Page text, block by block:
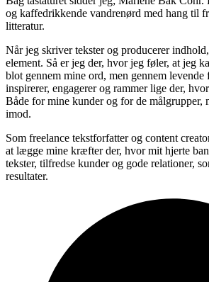
og kaffedrikkende vandrenørd med hang til
litteratur.
Når jeg skriver tekster og producerer
element. Så er jeg der, hvor jeg føler, at jeg
blot gennem mine ord, men gennem
inspirerer, engagerer og rammer lige der,
Både for mine kunder og for de målgrupper,
imod.
Som freelance tekstforfatter og content
at lægge mine kræfter der, hvor mit hjerte
tekster, tilfredse kunder og gode relationer,
resultater.